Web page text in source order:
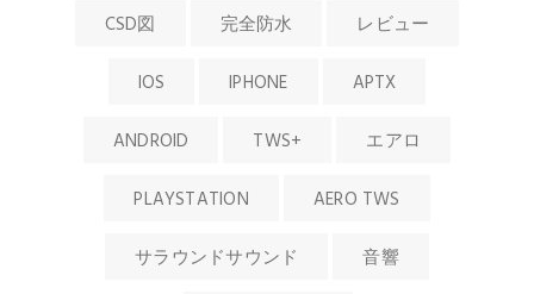
CSD図 完全防水 レビュー
IOS IPHONE APTX
ANDROID TWS+ エアロ
PLAYSTATION AERO TWS
サラウンドサウンド 音響